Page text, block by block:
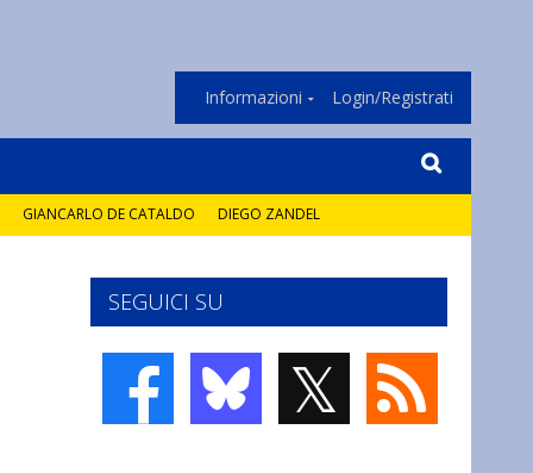
Informazioni Login/Registrati
GIANCARLO DE CATALDO DIEGO ZANDEL
SEGUICI SU
𝕏